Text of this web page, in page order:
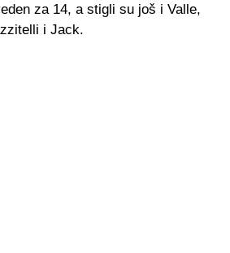
za 14, a stigli su još i Valle,
i Jack.